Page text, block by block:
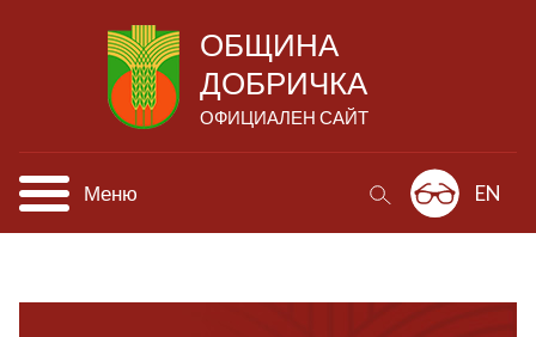
ОБЩИНА
ДОБРИЧКА
ОФИЦИАЛЕН САЙТ
Меню EN